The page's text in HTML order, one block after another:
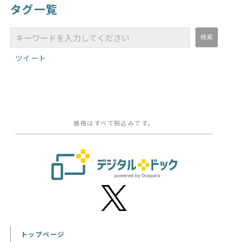
タグ一覧
ツイート
価格はすべて税込みです。
トップページ